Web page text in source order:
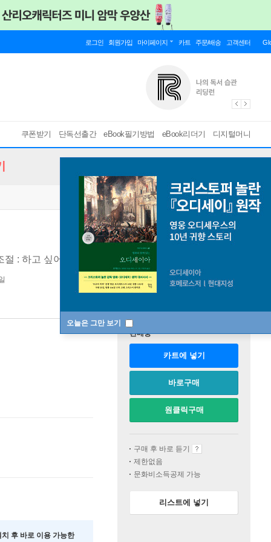
로그인 회원가입 마이페이지 카트 주문/배송 고객센터
쿠폰받기 단독선출간 eBook필기방법 eBook리더기 디지털머니
오늘은 그만 보기
절 : 하고 싶어도 참고, 하기 싫어도 하는 힘 키우기
후 바로 이용 가능한
판매중
카트에 넣기
바로구매
원클릭구매
구매 후 바로 듣기
제한없음
문화비소득공제 가능
리스트에 넣기